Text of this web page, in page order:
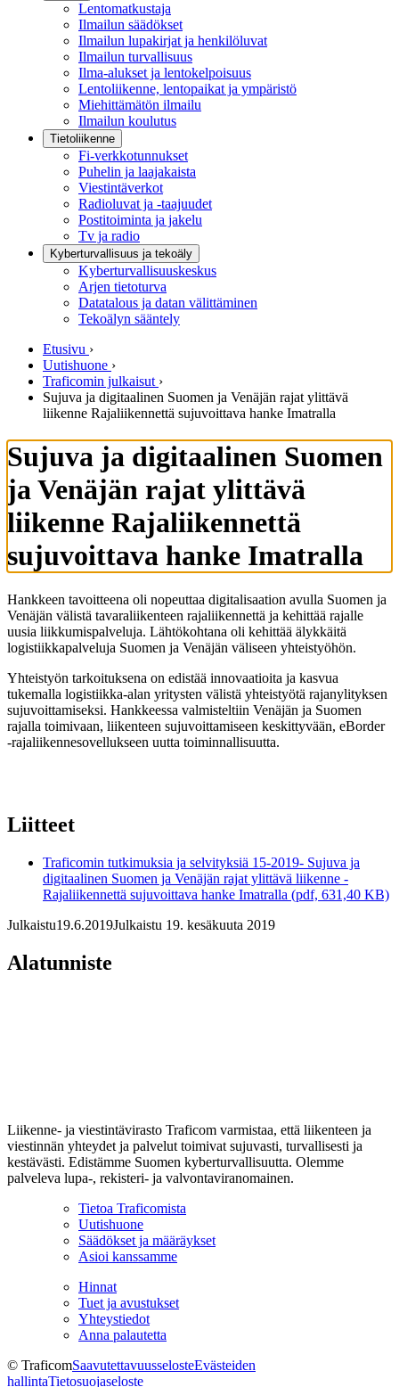
Lentomatkustaja
Ilmailun säädökset
Ilmailun lupakirjat ja henkilöluvat
Ilmailun turvallisuus
Ilma-alukset ja lentokelpoisuus
Lentoliikenne, lentopaikat ja ympäristö
Miehittämätön ilmailu
Ilmailun koulutus
Tietoliikenne
Fi-verkkotunnukset
Puhelin ja laajakaista
Viestintäverkot
Radioluvat ja -taajuudet
Postitoiminta ja jakelu
Tv ja radio
Kyberturvallisuus ja tekoäly
Kyberturvallisuuskeskus
Arjen tietoturva
Datatalous ja datan välittäminen
Tekoälyn sääntely
Etusivu ›
Uutishuone ›
Traficomin julkaisut ›
Sujuva ja digitaalinen Suomen ja Venäjän rajat ylittävä
liikenne Rajaliikennettä sujuvoittava hanke Imatralla
Sujuva ja digitaalinen Suomen
ja Venäjän rajat ylittävä
liikenne Rajaliikennettä
sujuvoittava hanke Imatralla
Hankkeen tavoitteena oli nopeuttaa digitalisaation avulla Suomen ja
Venäjän välistä tavaraliikenteen rajaliikennettä ja kehittää rajalle
uusia liikkumispalveluja. Lähtökohtana oli kehittää älykkäitä
logistiikkapalveluja Suomen ja Venäjän väliseen yhteistyöhön.
Yhteistyön tarkoituksena on edistää innovaatioita ja kasvua
tukemalla logistiikka-alan yritysten välistä yhteistyötä rajanylityksen
sujuvoittamiseksi. Hankkeessa valmisteltiin Venäjän ja Suomen
rajalla toimivaan, liikenteen sujuvoittamiseen keskittyvään, eBorder
-rajaliikennesovellukseen uutta toiminnallisuutta.
Liitteet
Traficomin tutkimuksia ja selvityksiä 15-2019- Sujuva ja
digitaalinen Suomen ja Venäjän rajat ylittävä liikenne -
Rajaliikennettä sujuvoittava hanke Imatralla (pdf, 631,40 KB)
Julkaistu19.6.2019Julkaistu 19. kesäkuuta 2019
Alatunniste
Liikenne- ja viestintävirasto Traficom varmistaa, että liikenteen ja
viestinnän yhteydet ja palvelut toimivat sujuvasti, turvallisesti ja
kestävästi. Edistämme Suomen kyberturvallisuutta. Olemme
palveleva lupa-, rekisteri- ja valvontaviranomainen.
Tietoa Traficomista
Uutishuone
Säädökset ja määräykset
Asioi kanssamme
Hinnat
Tuet ja avustukset
Yhteystiedot
Anna palautetta
© TraficomSaavutettavuusselosteEvästeiden
hallintaTietosuojaseloste